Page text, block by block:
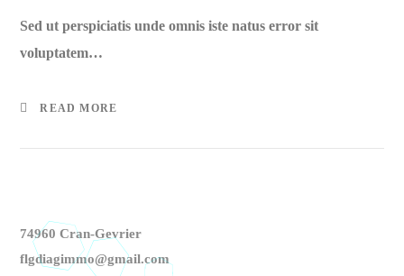
Sed ut perspiciatis unde omnis iste natus error sit
voluptatem…
READ MORE
74960 Cran-Gevrier
flgdiagimmo@gmail.com